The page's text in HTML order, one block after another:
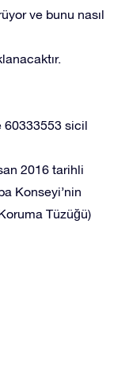
ve bunu nasıl
60333553 sicil
2016 tarihli
Konseyi’nin
Tüzüğü)